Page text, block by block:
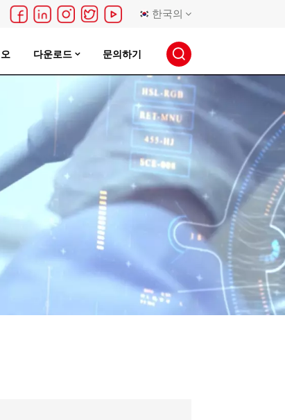
한국의
English
français
русский
español
português
日本語
다운로드 문의하기